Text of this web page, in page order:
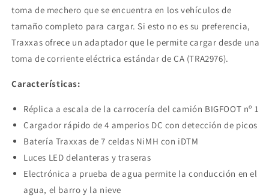
toma de mechero que se encuentra en los vehículos de
tamaño completo para cargar. Si esto no es su preferencia,
Traxxas ofrece un adaptador que le permite cargar desde una
toma de corriente eléctrica estándar de CA (TRA2976).
Características:
Réplica a escala de la carrocería del camión BIGFOOT nº 1
Cargador rápido de 4 amperios DC con detección de picos
Batería Traxxas de 7 celdas NiMH con iDTM
Luces LED delanteras y traseras
Electrónica a prueba de agua permite la conducción en el
agua, el barro y la nieve